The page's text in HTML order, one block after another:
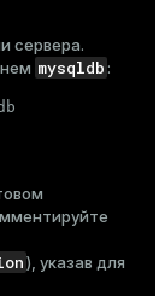
сервера.
mysqldb:
), указав для